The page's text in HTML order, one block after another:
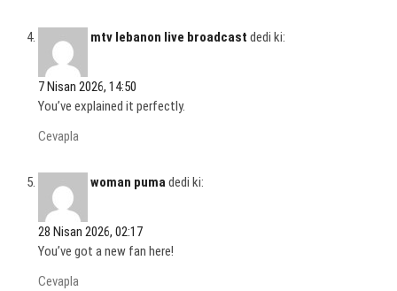
mtv lebanon live broadcast dedi ki:
7 Nisan 2026, 14:50
You’ve explained it perfectly.
Cevapla
woman pumadedi ki:
28 Nisan 2026, 02:17
You’ve got a new fan here!
Cevapla